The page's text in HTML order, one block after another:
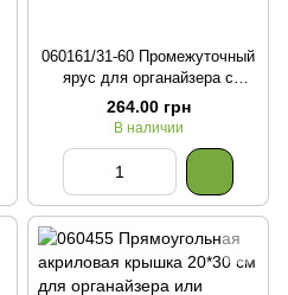
060161/31-60 Промежуточный
ярус для органайзера с
нумерацией ячеек от 31 до 60
264.00 грн
В наличии